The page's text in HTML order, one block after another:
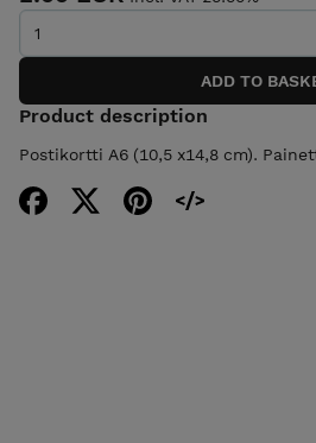
Product description
Postikortti A6 (10,5 x14,8 cm).